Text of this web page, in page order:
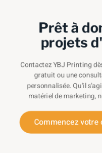
Prêt à
projets
Contactez YBJ Printing
gratuit ou une
personnalisée. Qu'il
matériel de marketing,
Commencez